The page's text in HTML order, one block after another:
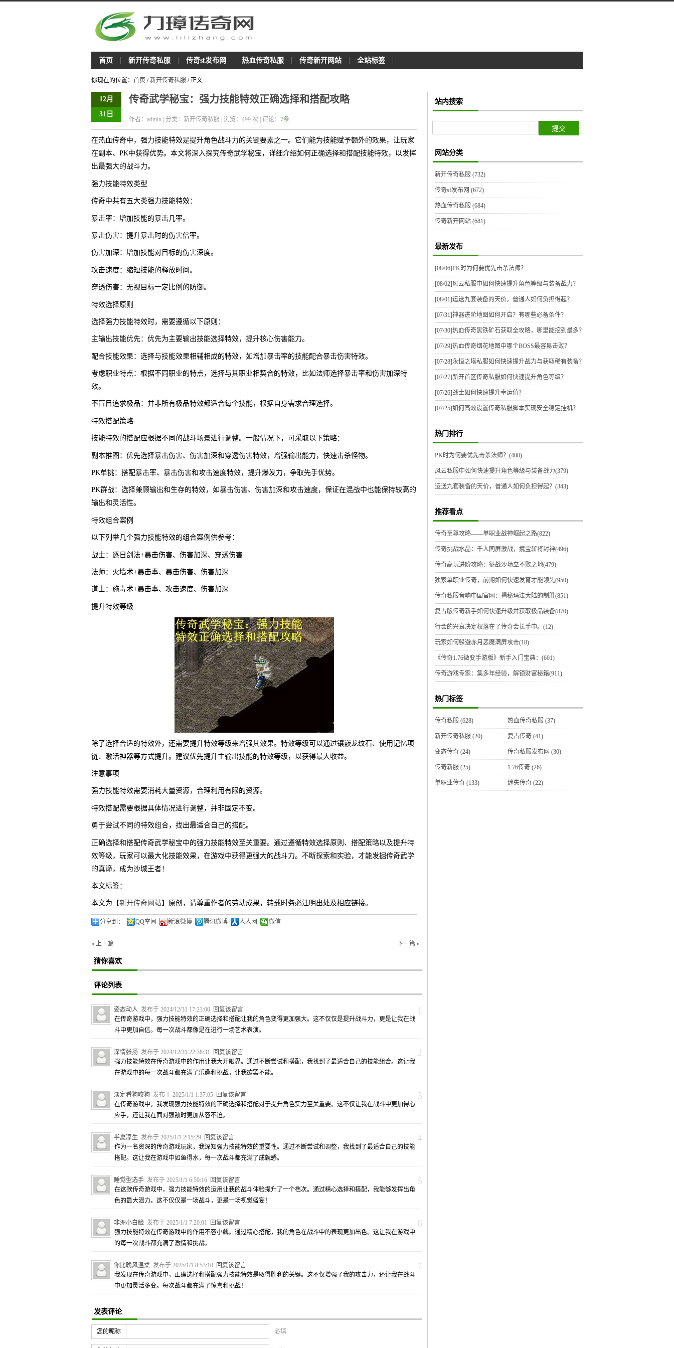
首页 新开传奇私服 传奇sf发布网 热血传奇私服 传奇新开网站 全站标签
你现在的位置： 首页 /新开传奇私服 / 正文
12月
31日
传奇武学秘宝：强力技能特效正确选择和搭配攻略
作者：admin | 分类：新开传奇私服 | 浏览： 499 次 | 评论： 7条
在热血传奇中，强力技能特效是提升角色战斗力的关键要素之一。它们能为技能赋予额外的效果，让玩家
在副本、PK中获得优势。本文将深入探究传奇武学秘宝，详细介绍如何正确选择和搭配技能特效，以发挥
出最强大的战斗力。
强力技能特效类型
传奇中共有五大类强力技能特效：
暴击率：增加技能的暴击几率。
暴击伤害：提升暴击时的伤害倍率。
伤害加深：增加技能对目标的伤害深度。
攻击速度：缩短技能的释放时间。
穿透伤害：无视目标一定比例的防御。
特效选择原则
选择强力技能特效时，需要遵循以下原则：
主输出技能优先：优先为主要输出技能选择特效，提升核心伤害能力。
配合技能效果：选择与技能效果相辅相成的特效，如增加暴击率的技能配合暴击伤害特效。
考虑职业特点：根据不同职业的特点，选择与其职业相契合的特效，比如法师选择暴击率和伤害加深特
效。
不盲目追求极品：并非所有极品特效都适合每个技能，根据自身需求合理选择。
特效搭配策略
技能特效的搭配应根据不同的战斗场景进行调整。一般情况下，可采取以下策略：
副本推图：优先选择暴击伤害、伤害加深和穿透伤害特效，增强输出能力，快速击杀怪物。
PK单挑：搭配暴击率、暴击伤害和攻击速度特效，提升爆发力，争取先手优势。
PK群战：选择兼顾输出和生存的特效，如暴击伤害、伤害加深和攻击速度，保证在混战中也能保持较高的
输出和灵活性。
特效组合案例
以下列举几个强力技能特效的组合案例供参考：
战士：逐日剑法+暴击伤害、伤害加深、穿透伤害
法师：火墙术+暴击率、暴击伤害、伤害加深
道士：施毒术+暴击率、攻击速度、伤害加深
提升特效等级
除了选择合适的特效外，还需要提升特效等级来增强其效果。特效等级可以通过镶嵌龙纹石、使用记忆项
链、激活神器等方式提升。建议优先提升主输出技能的特效等级，以获得最大收益。
注意事项
强力技能特效需要消耗大量资源，合理利用有限的资源。
特效搭配需要根据具体情况进行调整，并非固定不变。
勇于尝试不同的特效组合，找出最适合自己的搭配。
正确选择和搭配传奇武学秘宝中的强力技能特效至关重要。通过遵循特效选择原则、搭配策略以及提升特
效等级，玩家可以最大化技能效果，在游戏中获得更强大的战斗力。不断探索和实验，才能发掘传奇武学
的真谛，成为沙城王者！
本文标签：
本文为【新开传奇网站】原创，请尊重作者的劳动成果，转载时务必注明出处及相应链接。
分享到： QQ空间 新浪微博 腾讯微博 人人网 微信
« 上一篇 下一篇 »
猜你喜欢
评论列表
1
姿态动人 发布于 2024/12/31 17:23:00 回复该留言
在传奇游戏中，强力技能特效的正确选择和搭配让我的角色变得更加强大。这不仅仅是提升战斗力，更是让我在战
斗中更加自信。每一次战斗都像是在进行一场艺术表演。
2
深情张扬 发布于 2024/12/31 22:38:31
回复该留言
强力技能特效在传奇游戏中的作用让我大开眼界。通过不断尝试和搭配，我找到了最适合自己的技能组合。这让我
在游戏中的每一次战斗都充满了乐趣和挑战，让我欲罢不能。
3
淡定看狗咬狗 发布于 2025/1/1 1:37:05 回复该留言
在传奇游戏中，我发现强力技能特效的正确选择和搭配对于提升角色实力至关重要。这不仅让我在战斗中更加得心
应手，还让我在面对强敌时更加从容不迫。
4
半夏凉生 发布于 2025/1/1 2:15:29 回复该留言
作为一名资深的传奇游戏玩家，我深知强力技能特效的重要性。通过不断尝试和调整，我找到了最适合自己的技能
搭配。这让我在游戏中如鱼得水，每一次战斗都充满了成就感。
5
睡觉型选手 发布于 2025/1/1 6:59:16 回复该留言
在这款传奇游戏中，强力技能特效的运用让我的战斗体验提升了一个档次。通过精心选择和搭配，我能够发挥出角
色的最大潜力。这不仅仅是一场战斗，更是一场视觉盛宴！
6
非洲小白脸 发布于 2025/1/1 7:20:01
回复该留言
强力技能特效在传奇游戏中的作用不容小觑。通过精心搭配，我的角色在战斗中的表现更加出色。这让我在游戏中
的每一次战斗都充满了激情和挑战。
7
你比晚风温柔 发布于 2025/1/1 8:53:10 回复该留言
我发现在传奇游戏中，正确选择和搭配强力技能特效是取得胜利的关键。这不仅增强了我的攻击力，还让我在战斗
中更加灵活多变。每次战斗都充满了惊喜和挑战！
发表评论
您的昵称 必填
站内搜索
网站分类
新开传奇私服 (732)
传奇sf发布网 (672)
热血传奇私服 (684)
传奇新开网站 (681)
最新发布
[08/06]PK时为何要优先击杀法师？
[08/02] 风云私服中如何快速提升角色等级与装备战力？
[08/01]运送九套装备的天价，普通人如何负担得起？
[07/31]神器进阶地图如何开启？有哪些必备条件？
[07/30]热血传奇黑铁矿石获取全攻略，哪里能挖到最多？
[07/29]热血传奇烟花地图中哪个BOSS最容易击败？
[07/28]永恒之塔私服如何快速提升战力与获取稀有装备？
[07/27]新开首区传奇私服如何快速提升角色等级？
[07/26] 战士如何快速提升幸运值？
[07/25]如何高效设置传奇私服脚本实现安全稳定挂机？
热门排行
PK时为何要优先击杀法师？(400)
风云私服中如何快速提升角色等级与装备战力(379)
运送九套装备的天价，普通人如何负担得起？(343)
推荐看点
传奇至尊攻略——单职业战神崛起之路(822)
传奇挑战水晶：千人同屏激战，携宝斩将封神(496)
传奇高玩进阶攻略：征战沙场立不败之地(479)
独家单职业传奇，前期如何快速发育才能领先(950)
传奇私服音响中国官网：揭秘玛法大陆的制胜(851)
复古版传奇新手如何快速升级并获取极品装备(870)
行会的兴衰决定权落在了传奇会长手中。(12)
玩家如何躲避赤月恶魔满屏攻击(18)
《传奇1.76微变手游版》新手入门宝典：(601)
传奇游戏专家：集多年经验，解锁财富秘籍(911)
热门标签
传奇私服 (628) 热血传奇私服 (37)
新开传奇私服 (20) 复古传奇 (41)
变态传奇 (24) 传奇私服发布网 (30)
传奇新服 (25) 1.76传奇 (26)
单职业传奇 (133) 迷失传奇 (22)